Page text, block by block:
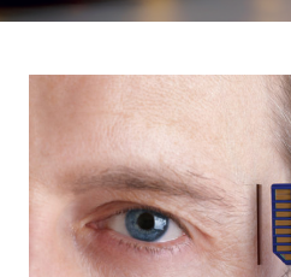
Vocabulário
de Inglês